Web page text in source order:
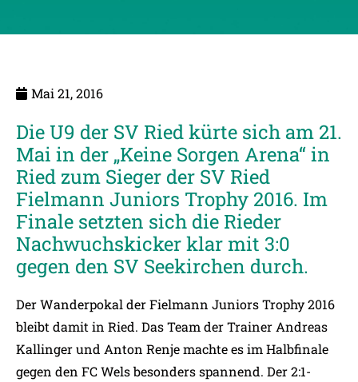
Mai 21, 2016
Die U9 der SV Ried kürte sich am 21.
Mai in der „Keine Sorgen Arena“ in
Ried zum Sieger der SV Ried
Fielmann Juniors Trophy 2016. Im
Finale setzten sich die Rieder
Nachwuchskicker klar mit 3:0
gegen den SV Seekirchen durch.
Der Wanderpokal der Fielmann Juniors Trophy 2016
bleibt damit in Ried. Das Team der Trainer Andreas
Kallinger und Anton Renje machte es im Halbfinale
gegen den FC Wels besonders spannend. Der 2:1-